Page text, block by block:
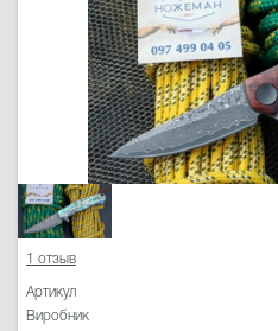
1 отзыв
Артикул
Виробник